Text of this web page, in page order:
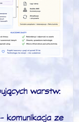
warstw:
ze